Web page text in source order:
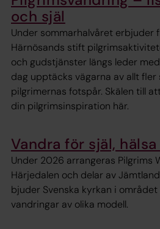
och själ
Under sommarhalvåret erbjuder
Härnösands stift
och gudstjänster längs leder
dag upptäcks vägarna av allt
pilgrimernas fotspår. Skälen till
din pilgrimsinspiration här.
Vandra för själ,
Under 2026 arrangeras Pilgrims
Härjedalen och delar av
bjuder Svenska kyrkan i
vandringar av olika modell.